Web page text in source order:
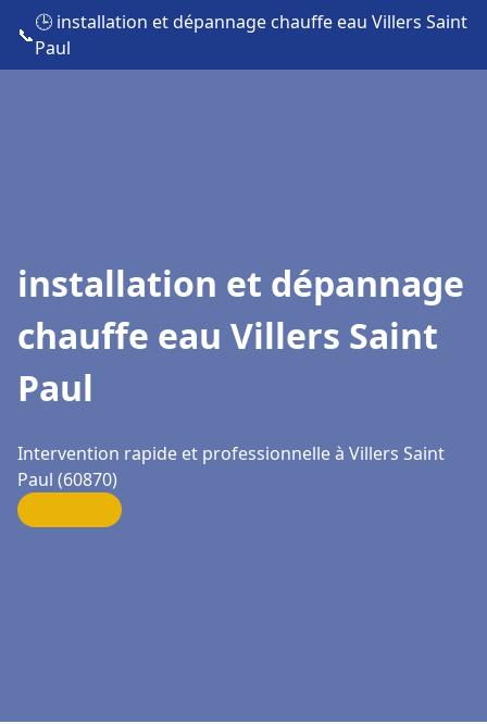
📞
🕒 installation et dépannage chauffe eau Villers Saint
Paul
installation et dépannage
chauffe eau Villers Saint
Paul
Intervention rapide et professionnelle à Villers Saint
Paul (60870)